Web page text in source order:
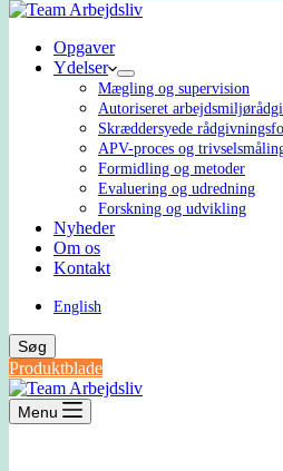
Opgaver
Ydelser
Mægling og supervision
Autoriseret
Skræddersyede
APV-proces og
Formidling og metoder
Evaluering og udredning
Forskning og udvikling
Nyheder
Om os
Kontakt
English
Søg
Produktblade
Menu